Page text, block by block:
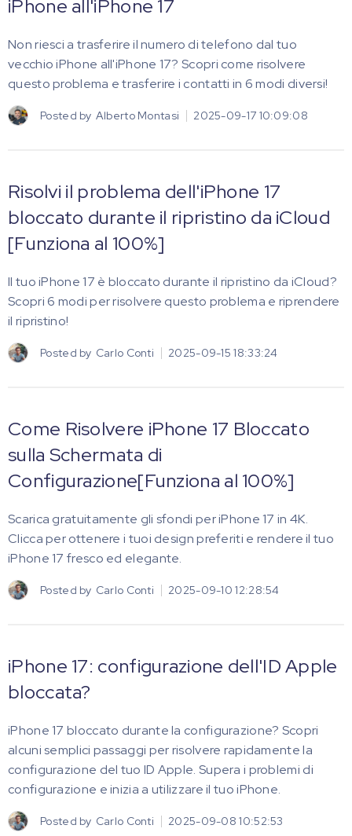
iPhone all'iPhone 17
Non riesci a trasferire il numero di telefono dal tuo
vecchio iPhone all'iPhone 17? Scopri come risolvere
questo problema e trasferire i contatti in 6 modi diversi!
Posted by Alberto Montasi 2025-09-17 10:09:08
Risolvi il problema dell'iPhone 17
bloccato durante il ripristino da iCloud
[Funziona al 100%]
Il tuo iPhone 17 è bloccato durante il ripristino da iCloud?
Scopri 6 modi per risolvere questo problema e riprendere
il ripristino!
Posted by Carlo Conti 2025-09-15 18:33:24
Come Risolvere iPhone 17 Bloccato
sulla Schermata di
Configurazione[Funziona al 100%]
Scarica gratuitamente gli sfondi per iPhone 17 in 4K.
Clicca per ottenere i tuoi design preferiti e rendere il tuo
iPhone 17 fresco ed elegante.
Posted by Carlo Conti 2025-09-10 12:28:54
iPhone 17: configurazione dell'ID Apple
bloccata?
iPhone 17 bloccato durante la configurazione? Scopri
alcuni semplici passaggi per risolvere rapidamente la
configurazione del tuo ID Apple. Supera i problemi di
configurazione e inizia a utilizzare il tuo iPhone.
Posted by Carlo Conti 2025-09-08 10:52:53